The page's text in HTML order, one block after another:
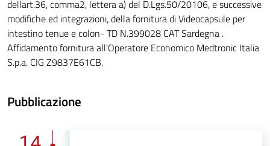
dellart.36, comma2, lettera a) del D.Lgs.50/20106, e successive
modifiche ed integrazioni, della fornitura di Videocapsule per
intestino tenue e colon- TD N.399028 CAT Sardegna .
Affidamento fornitura all'Operatore Economico Medtronic Italia
S.p.a. CIG Z9837E61CB.
Pubblicazione